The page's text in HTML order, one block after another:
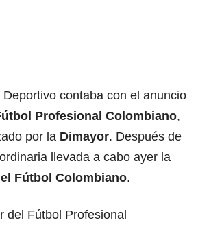
contaba con el anuncio
Profesional Colombiano,
por la Dimayor. Después de
llevada a cabo ayer la
Fútbol Colombiano.
del Fútbol Profesional